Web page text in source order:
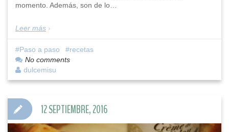
momento. Además, son de lo…
Leer más
Paso a paso
recetas
No comments
dulcemisu
12 SEPTIEMBRE, 2016